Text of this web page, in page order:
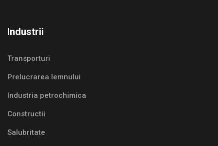
Industrii
Transporturi
Prelucrarea lemnului
Industria petrochimica
Constructii
Salubritate